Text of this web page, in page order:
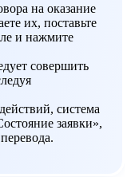
на оказание
их, поставьте
и нажмите
совершить
система
заявки»,